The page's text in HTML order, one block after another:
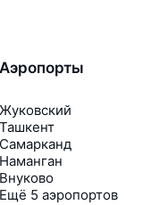
Аэропорты
Жуковский
Ташкент
Самарканд
Наманган
Внуково
Ещё 5 аэропортов